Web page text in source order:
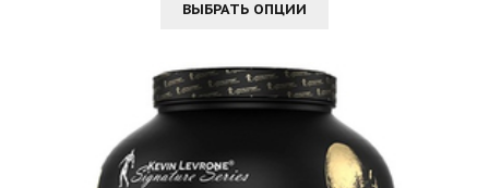
ВЫБРАТЬ ОПЦИИ